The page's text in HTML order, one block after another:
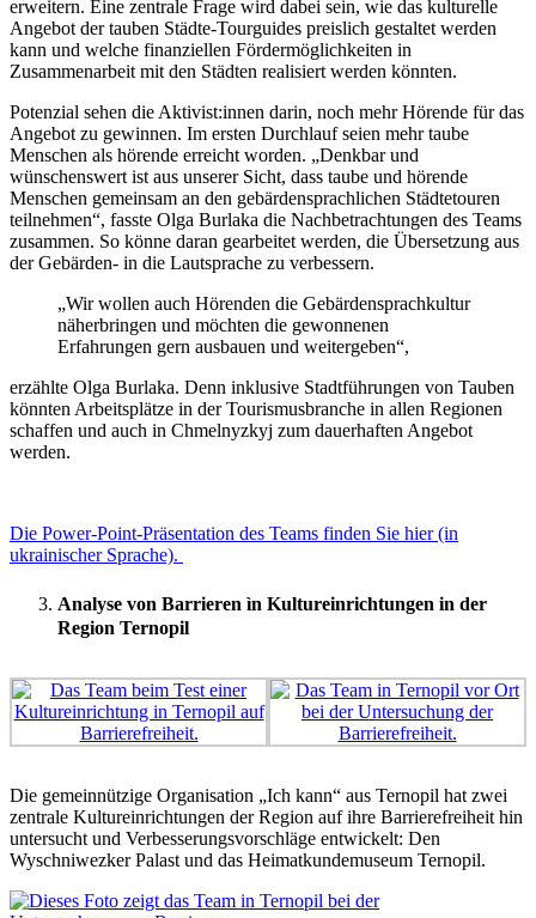
erweitern. Eine zentrale Frage wird dabei sein, wie das kulturelle
Angebot der tauben Städte-Tourguides preislich gestaltet werden
kann und welche finanziellen Fördermöglichkeiten in
Zusammenarbeit mit den Städten realisiert werden könnten.
Potenzial sehen die Aktivist:innen darin, noch mehr Hörende für das
Angebot zu gewinnen. Im ersten Durchlauf seien mehr taube
Menschen als hörende erreicht worden. „Denkbar und
wünschenswert ist aus unserer Sicht, dass taube und hörende
Menschen gemeinsam an den gebärdensprachlichen Städtetouren
teilnehmen“, fasste Olga Burlaka die Nachbetrachtungen des Teams
zusammen. So könne daran gearbeitet werden, die Übersetzung aus
der Gebärden- in die Lautsprache zu verbessern.
„Wir wollen auch Hörenden die Gebärdensprachkultur
näherbringen und möchten die gewonnenen
Erfahrungen gern ausbauen und weitergeben“,
erzählte Olga Burlaka. Denn inklusive Stadtführungen von Tauben
könnten Arbeitsplätze in der Tourismusbranche in allen Regionen
schaffen und auch in Chmelnyzkyj zum dauerhaften Angebot
werden.
Die Power-Point-Präsentation des Teams finden Sie hier(in
ukrainischer Sprache).
Analyse von Barrieren ìn Kultureinrichtungen in der
Region Ternopil
Die gemeinnützige Organisation „Ich kann“ aus Ternopil hat zwei
zentrale Kultureinrichtungen der Region auf ihre Barrierefreiheit hin
untersucht und Verbesserungsvorschläge entwickelt: Den
Wyschniwezker Palast und das Heimatkundemuseum Ternopil.